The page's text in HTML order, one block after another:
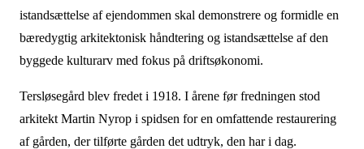
istandsættelse af ejendommen skal demonstrere og formidle en
bæredygtig arkitektonisk håndtering og istandsættelse af den
byggede kulturarv med fokus på driftsøkonomi.
Tersløsegård blev fredet i 1918. I årene før fredningen stod
arkitekt Martin Nyrop i spidsen for en omfattende restaurering
af gården, der tilførte gården det udtryk, den har i dag.